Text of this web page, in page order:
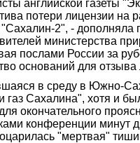
английской газеты
потери лицензии на
"Сахалин-2", - дополняла
министерства
послами России за
оснований для
в среду в Южно-
газ Сахалина", хотя и
окончательного
конференции минут
"мертвая"